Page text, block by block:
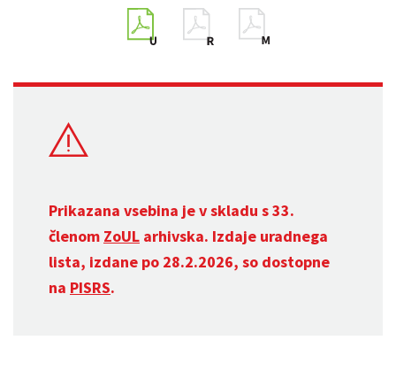
Prikazana vsebina je v skladu s 33.
členom ZoUL arhivska. Izdaje uradnega
lista, izdane po 28.2.2026, so dostopne
na PISRS.